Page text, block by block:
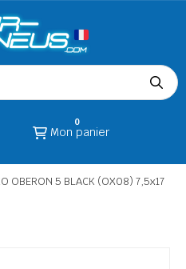
Mon panier
0
OBERON 5 BLACK (OX08) 7,5x17